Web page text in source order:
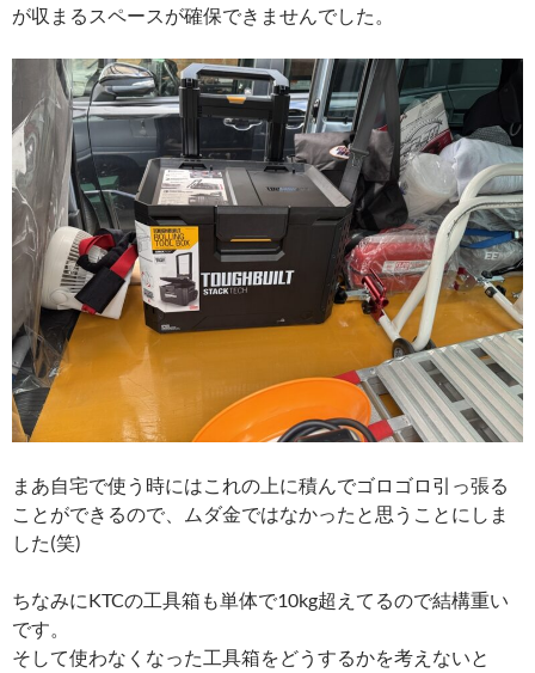
が収まるスペースが確保できませんでした。
まあ自宅で使う時にはこれの上に積んでゴロゴロ引っ張る
ことができるので、ムダ金ではなかったと思うことにしま
した(笑)
ちなみにKTCの工具箱も単体で10kg超えてるので結構重い
です。
そして使わなくなった工具箱をどうするかを考えないと